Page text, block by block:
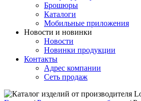
Брошюры
Каталоги
Мобильные приложения
Новости и новинки
Новости
Новинки продукции
Контакты
Адрес компании
Сеть продаж